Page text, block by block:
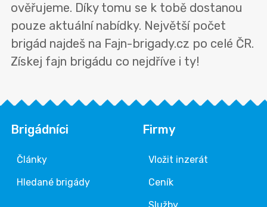
ověřujeme. Díky tomu se k tobě dostanou
pouze aktuální nabídky. Největší počet
brigád najdeš na Fajn-brigady.cz po celé ČR.
Získej fajn brigádu co nejdříve i ty!
Brigádníci
Články
Hledané brigády
Firmy
Vložit inzerát
Ceník